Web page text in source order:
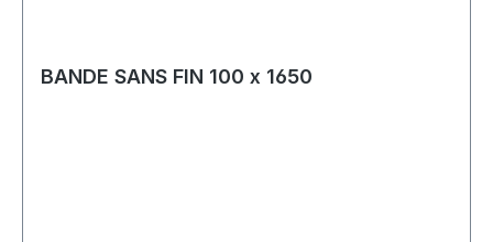
BANDE SANS FIN 100 x 1650